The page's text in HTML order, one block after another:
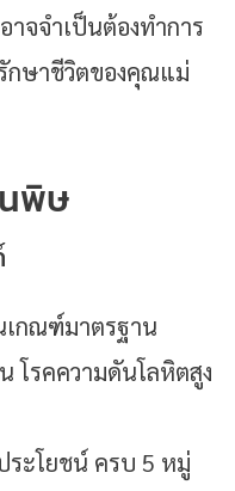
จจำเป็นต้องทำการ
กษาชีวิตของคุณแม่
พิษ
กณฑ์มาตรฐาน
โรคความดันโลหิตสูง
ะโยชน์ ครบ 5 หมู่